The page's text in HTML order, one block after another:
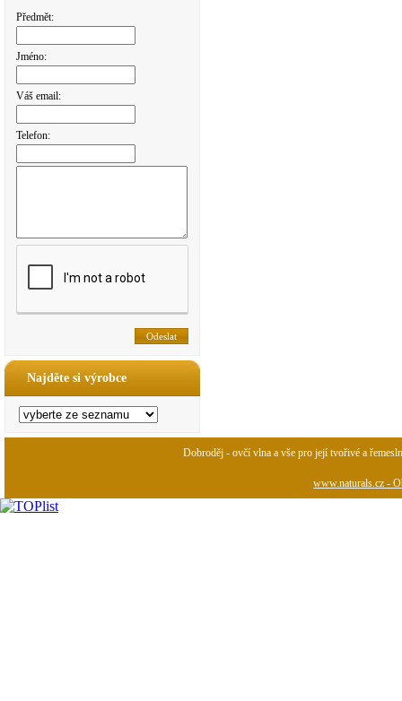
Předmět:
Jméno:
Váš email:
Telefon:
Najděte si výrobce
Dobroděj - ovčí vlna a vše pro její tvořivé a
www.naturals.cz -